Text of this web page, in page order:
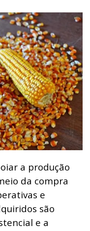
a produção
da compra
e
são
e a